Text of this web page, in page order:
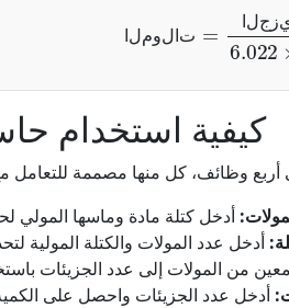
ا ل م و ل ا ت
ا ل ج ز
الجزيئات
كيفية استخدام